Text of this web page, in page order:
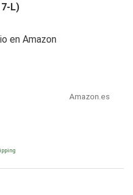
L)
en Amazon
Amazon.es